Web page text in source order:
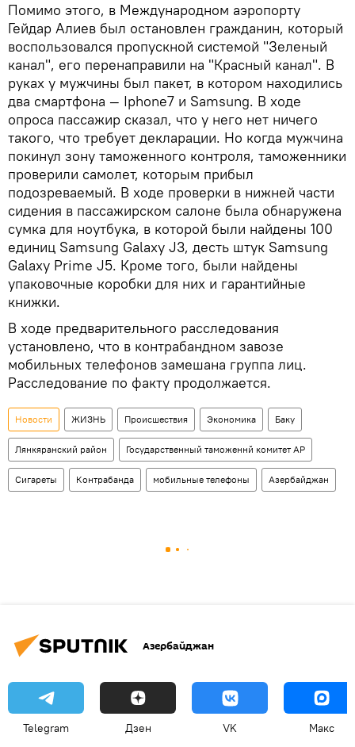
Помимо этого, в Международном аэропорту
Гейдар Алиев был остановлен гражданин, который
воспользовался пропускной системой "Зеленый
канал", его перенаправили на "Красный канал". В
руках у мужчины был пакет, в котором находились
два смартфона — Iphone7 и Samsung. В ходе
опроса пассажир сказал, что у него нет ничего
такого, что требует декларации. Но когда мужчина
покинул зону таможенного контроля, таможенники
проверили самолет, которым прибыл
подозреваемый. В ходе проверки в нижней части
сидения в пассажирском салоне была обнаружена
сумка для ноутбука, в которой были найдены 100
единиц Samsung Galaxy J3, десть штук Samsung
Galaxy Prime J5. Кроме того, были найдены
упаковочные коробки для них и гарантийные
книжки.
В ходе предварительного расследования
установлено, что в контрабандном завозе
мобильных телефонов замешана группа лиц.
Расследование по факту продолжается.
Новости ЖИЗНЬ Происшествия Экономика Баку
Лянкяранский район Государственный таможеннй комитет АР
Сигареты Контрабанда мобильные телефоны Азербайджан
Азербайджан
Telegram Дзен VK Макс